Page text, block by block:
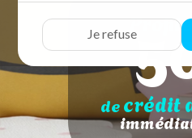
Je refuse
decrédit